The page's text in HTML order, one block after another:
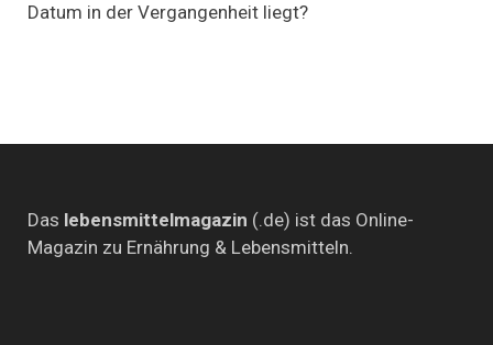
Datum in der Vergangenheit liegt?
Das lebensmittelmagazin (.de) ist das Online-
Magazin zu Ernährung & Lebensmitteln.